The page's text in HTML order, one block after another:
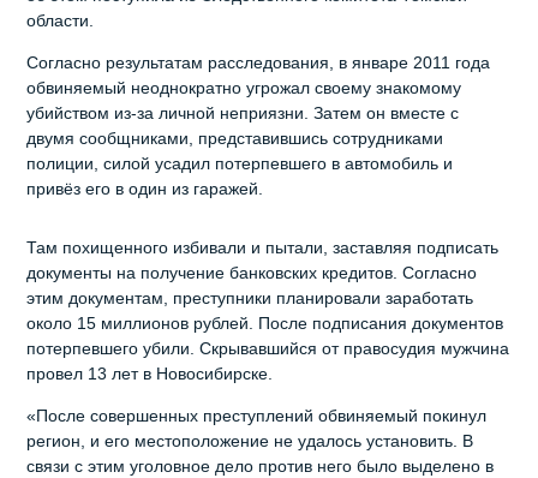
области.
Согласно результатам расследования, в январе 2011 года
обвиняемый неоднократно угрожал своему знакомому
убийством из-за личной неприязни. Затем он вместе с
двумя сообщниками, представившись сотрудниками
полиции, силой усадил потерпевшего в автомобиль и
привёз его в один из гаражей.
Там похищенного избивали и пытали, заставляя подписать
документы на получение банковских кредитов. Согласно
этим документам, преступники планировали заработать
около 15 миллионов рублей. После подписания документов
потерпевшего убили. Скрывавшийся от правосудия мужчина
провел 13 лет в Новосибирске.
«После совершенных преступлений обвиняемый покинул
регион, и его местоположение не удалось установить. В
связи с этим уголовное дело против него было выделено в